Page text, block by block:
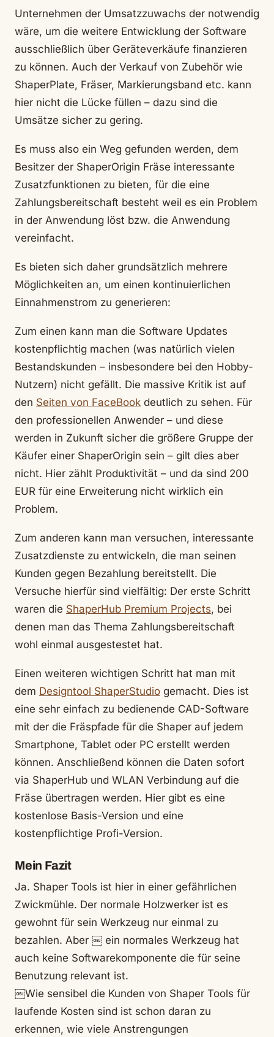
Unternehmen der Umsatzzuwachs der notwendig
wäre, um die weitere Entwicklung der Software
ausschließlich über Geräteverkäufe finanzieren
zu können. Auch der Verkauf von Zubehör wie
ShaperPlate, Fräser, Markierungsband etc. kann
hier nicht die Lücke füllen – dazu sind die
Umsätze sicher zu gering.
Es muss also ein Weg gefunden werden, dem
Besitzer der ShaperOrigin Fräse interessante
Zusatzfunktionen zu bieten, für die eine
Zahlungsbereitschaft besteht weil es ein Problem
in der Anwendung löst bzw. die Anwendung
vereinfacht.
Es bieten sich daher grundsätzlich mehrere
Möglichkeiten an, um einen kontinuierlichen
Einnahmenstrom zu generieren:
Zum einen kann man die Software Updates
kostenpflichtig machen (was natürlich vielen
Bestandskunden – insbesondere bei den Hobby-
Nutzern) nicht gefällt. Die massive Kritik ist auf
den Seiten von FaceBook deutlich zu sehen. Für
den professionellen Anwender – und diese
werden in Zukunft sicher die größere Gruppe der
Käufer einer ShaperOrigin sein – gilt dies aber
nicht. Hier zählt Produktivität – und da sind 200
EUR für eine Erweiterung nicht wirklich ein
Problem.
Zum anderen kann man versuchen, interessante
Zusatzdienste zu entwickeln, die man seinen
Kunden gegen Bezahlung bereitstellt. Die
Versuche hierfür sind vielfältig: Der erste Schritt
waren die ShaperHub Premium Projects, bei
denen man das Thema Zahlungsbereitschaft
wohl einmal ausgestestet hat.
Einen weiteren wichtigen Schritt hat man mit
dem Designtool ShaperStudio gemacht. Dies ist
eine sehr einfach zu bedienende CAD-Software
mit der die Fräspfade für die Shaper auf jedem
Smartphone, Tablet oder PC erstellt werden
können. Anschließend können die Daten sofort
via ShaperHub und WLAN Verbindung auf die
Fräse übertragen werden. Hier gibt es eine
kostenlose Basis-Version und eine
kostenpflichtige Profi-Version.
Mein Fazit
Ja. Shaper Tools ist hier in einer gefährlichen
Zwickmühle. Der normale Holzwerker ist es
gewohnt für sein Werkzeug nur einmal zu
bezahlen. Aber ￼ ein normales Werkzeug hat
auch keine Softwarekomponente die für seine
Benutzung relevant ist.
￼Wie sensibel die Kunden von Shaper Tools für
laufende Kosten sind ist schon daran zu
erkennen, wie viele Anstrengungen